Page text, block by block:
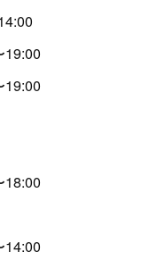
19:00
19:00
18:00
14:00